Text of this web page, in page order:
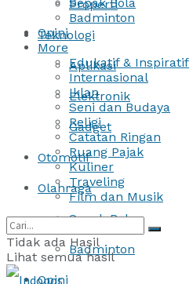
Properti
Teknologi
Aplikasi
Elektronik
Gadget
Otomotif
Olahraga
Sepak Bola
Badminton
Opini
Badminton
Opini
More
Edukatif & Inspiratif
Internasional
Iklan
Seni dan Budaya
Religi
Catatan Ringan
Ruang Pajak
Kuliner
Traveling
Film dan Musik
Tidak ada Hasil
Lihat semua hasil